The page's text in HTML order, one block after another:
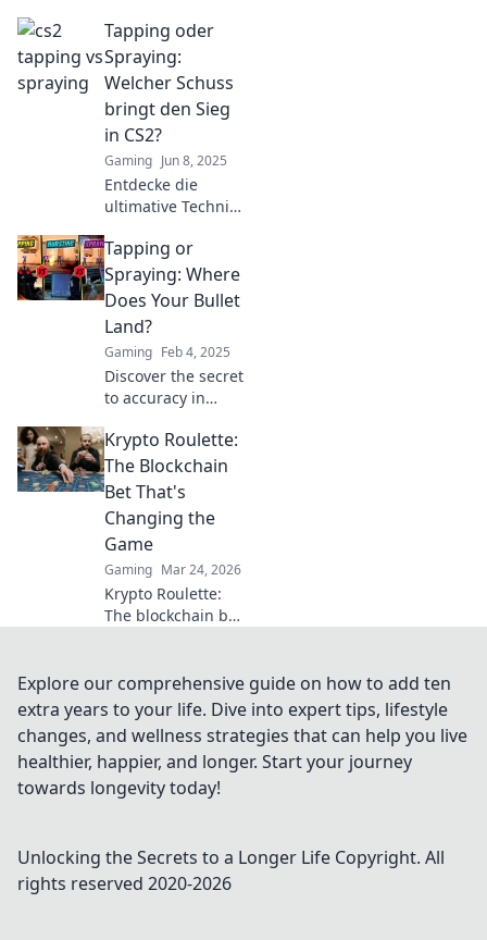
between tapping
and spraying!
Which technique
into a CS2
sharpshooter?
Find out now!
Tapping oder
Spraying:
Welcher Schuss
bringt den Sieg
in CS2?
Gaming Jun 8, 2025
Entdecke die
ultimative Technik
CS2! Tapping oder
Spraying – welcher
Stil bringt dir den
Vorteil? Jetzt lesen!
Tapping or
Spraying: Where
Does Your Bullet
Land?
Gaming Feb 4, 2025
Discover the secret
to accuracy in
whether tapping
or spraying lands
your bullet where
find out!
Krypto Roulette:
The Blockchain
Bet That's
Changing the
Game
Gaming Mar 24, 2026
Krypto Roulette:
The blockchain bet
how decentralized
tech revolutionizes
online casinos.
Click to learn
more!
Explore our comprehensive guide on how to add ten
extra years to your life. Dive into expert tips, lifestyle
changes, and wellness strategies that can help you live
healthier, happier, and longer. Start your journey
towards longevity today!
Unlocking the Secrets to a Longer Life Copyright. All
rights reserved 2020-2026